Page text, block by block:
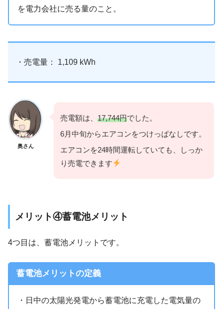
を電力会社に売る量のこと。
・売電量： 1,109 kWh
奥さん
売電額は、 17,744円でした。
6月中旬からエアコンをつけっぱなしです。
エアコンを24時間運転していても、しっか
り売電できます
メリット④蓄電池メリット
4つ目は、蓄電池メリットです。
蓄電池メリットの定義
・日中の太陽光発電から蓄電池に充電した電気量の